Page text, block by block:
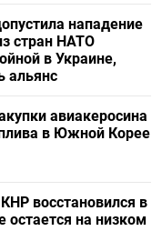
нападение
стран НАТО
в Украине,
альянс
авиакеросина
в Южной Корее
восстановился в
остается на низком